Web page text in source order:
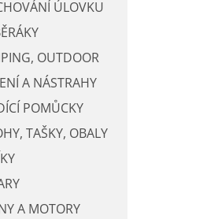
ÚLOVKU
OUTDOOR
A NÁSTRAHY
POMŮCKY
TAŠKY, OBALY
A MOTORY